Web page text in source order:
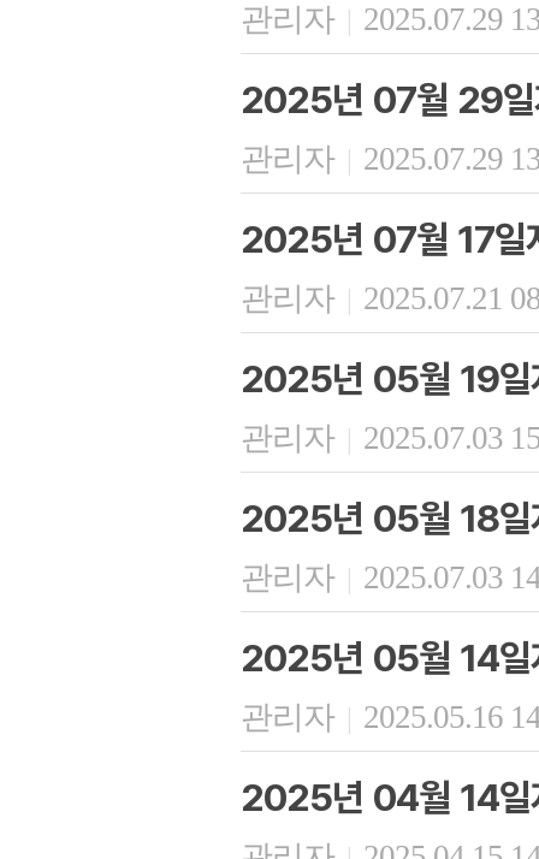
관리자 | 2025.07.29
2025년 07월 29
관리자 | 2025.07.29
2025년 07월 17일
관리자 | 2025.07.21
2025년 05월 19일
관리자 | 2025.07.03
2025년 05월 18일
관리자 | 2025.07.03
2025년 05월 14일
관리자 | 2025.05.16
2025년 04월 14일